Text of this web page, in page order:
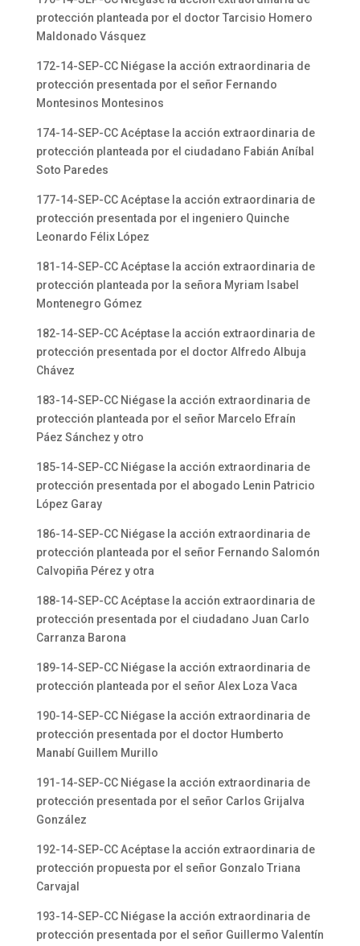
protección planteada por el doctor Tarcisio Homero
Maldonado Vásquez
172-14-SEP-CC Niégase la acción extraordinaria de
protección presentada por el señor Fernando
Montesinos Montesinos
174-14-SEP-CC Acéptase la acción extraordinaria de
protección planteada por el ciudadano Fabián Aníbal
Soto Paredes
177-14-SEP-CC Acéptase la acción extraordinaria de
protección presentada por el ingeniero Quinche
Leonardo Félix López
181-14-SEP-CC Acéptase la acción extraordinaria de
protección planteada por la señora Myriam Isabel
Montenegro Gómez
182-14-SEP-CC Acéptase la acción extraordinaria de
protección presentada por el doctor Alfredo Albuja
Chávez
183-14-SEP-CC Niégase la acción extraordinaria de
protección planteada por el señor Marcelo Efraín
Páez Sánchez y otro
185-14-SEP-CC Niégase la acción extraordinaria de
protección presentada por el abogado Lenin Patricio
López Garay
186-14-SEP-CC Niégase la acción extraordinaria de
protección planteada por el señor Fernando Salomón
Calvopiña Pérez y otra
188-14-SEP-CC Acéptase la acción extraordinaria de
protección presentada por el ciudadano Juan Carlo
Carranza Barona
189-14-SEP-CC Niégase la acción extraordinaria de
protección planteada por el señor Alex Loza Vaca
190-14-SEP-CC Niégase la acción extraordinaria de
protección presentada por el doctor Humberto
Manabí Guillem Murillo
191-14-SEP-CC Niégase la acción extraordinaria de
protección presentada por el señor Carlos Grijalva
González
192-14-SEP-CC Acéptase la acción extraordinaria de
protección propuesta por el señor Gonzalo Triana
Carvajal
193-14-SEP-CC Niégase la acción extraordinaria de
protección presentada por el señor Guillermo Valentín